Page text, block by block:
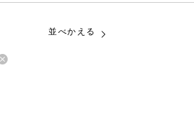
並べかえる